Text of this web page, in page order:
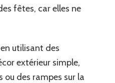
fêtes, car elles ne
utilisant des
extérieur simple,
des rampes sur la